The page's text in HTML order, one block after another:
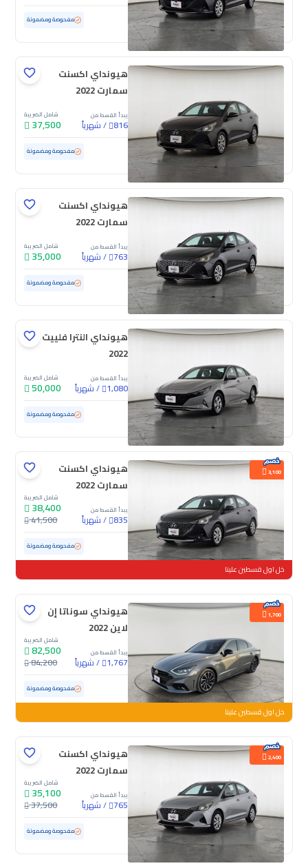
مستعملة 172,768 كم مفحوصة ومضمونة
هيونداي اكسنت
سمارت 2022
يبدأ القسط من
816
/شهرياً
شامل الضريبة
37,500
مستعملة 204,971 كم مفحوصة ومضمونة
هيونداي اكسنت
سمارت 2022
يبدأ القسط من
763
/شهرياً
شامل الضريبة
35,000
مستعملة 209,875 كم مفحوصة ومضمونة
هيونداي النترا فلييت
2022
يبدأ القسط من
1,080
/شهرياً
شامل الضريبة
50,000
مستعملة 160,244 كم مفحوصة ومضمونة
3,100
هيونداي اكسنت
سمارت 2022
يبدأ القسط من
835
/شهرياً
شامل الضريبة
38,400
41,500
مستعملة 126,315 كم مفحوصة ومضمونة
خل اول قسطين علينا
1,700
هيونداي سوناتا إن
لاين 2022
يبدأ القسط من
1,767
/شهرياً
شامل الضريبة
82,500
84,200
مستعملة 165,758 كم مفحوصة ومضمونة
خل اول قسطين علينا
2,400
هيونداي اكسنت
سمارت 2022
يبدأ القسط من
765
/شهرياً
شامل الضريبة
35,100
37,500
مستعملة 202,567 كم مفحوصة ومضمونة